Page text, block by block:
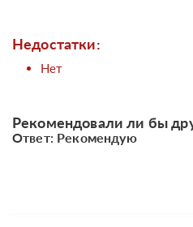
Недостатки:
Нет
Рекомендовали ли бы
Ответ: Рекомендую